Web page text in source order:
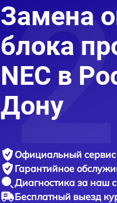
Замена
блока
NEC в
Дону
Официальный сервис
Гарантийное
Диагностика за наш
Бесплатный выезд